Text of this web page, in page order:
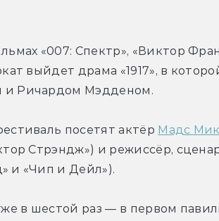
«007: Спектр», «Виктор
выйдет драма «1917», в
и Ричардом Мэдденом.
посетят актёр Мадс
Стрэндж») и режиссёр,
и «Чип и Дейл»).
в шестой раз — в первом